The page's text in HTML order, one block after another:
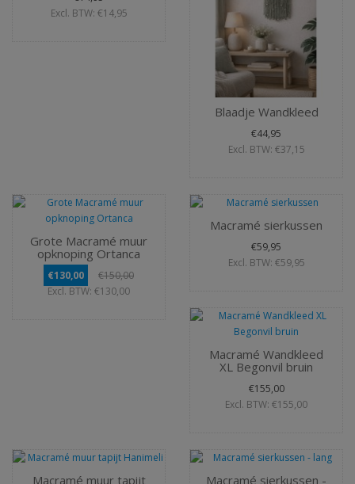
Excl. BTW: €14,95
Blaadje Wandkleed
€44,95
Excl. BTW: €37,15
Grote Macramé muur
opknoping Ortanca
€130,00
€150,00
Excl. BTW: €130,00
Macramé sierkussen
€59,95
Excl. BTW: €59,95
Macramé Wandkleed
XL Begonvil bruin
€155,00
Excl. BTW: €155,00
Macramé muur tapijt
Macramé sierkussen -